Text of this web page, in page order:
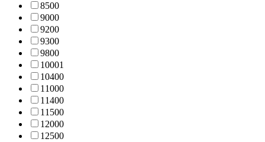
8500
9000
9200
9300
9800
10001
10400
11000
11400
11500
12000
12500